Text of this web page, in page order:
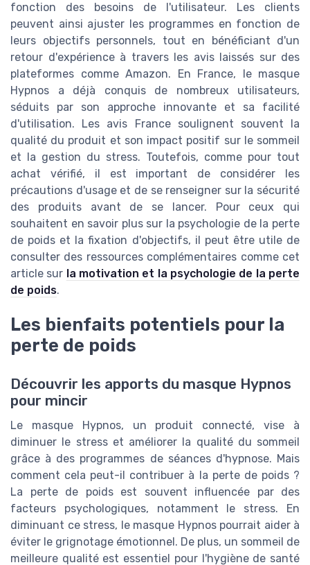
fonction des besoins de l'utilisateur. Les clients
peuvent ainsi ajuster les programmes en fonction de
leurs objectifs personnels, tout en bénéficiant d'un
retour d'expérience à travers les avis laissés sur des
plateformes comme Amazon. En France, le masque
Hypnos a déjà conquis de nombreux utilisateurs,
séduits par son approche innovante et sa facilité
d'utilisation. Les avis France soulignent souvent la
qualité du produit et son impact positif sur le sommeil
et la gestion du stress. Toutefois, comme pour tout
achat vérifié, il est important de considérer les
précautions d'usage et de se renseigner sur la sécurité
des produits avant de se lancer. Pour ceux qui
souhaitent en savoir plus sur la psychologie de la perte
de poids et la fixation d'objectifs, il peut être utile de
consulter des ressources complémentaires comme cet
article sur la motivation et la psychologie de la perte
de poids.
Les bienfaits potentiels pour la
perte de poids
Découvrir les apports du masque Hypnos
pour mincir
Le masque Hypnos, un produit connecté, vise à
diminuer le stress et améliorer la qualité du sommeil
grâce à des programmes de séances d'hypnose. Mais
comment cela peut-il contribuer à la perte de poids ?
La perte de poids est souvent influencée par des
facteurs psychologiques, notamment le stress. En
diminuant ce stress, le masque Hypnos pourrait aider à
éviter le grignotage émotionnel. De plus, un sommeil de
meilleure qualité est essentiel pour l'hygiène de santé